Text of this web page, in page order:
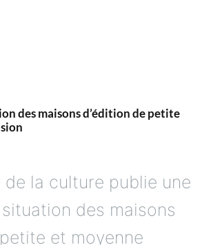
des maisons d’édition de petite
des maisons
et moyenne